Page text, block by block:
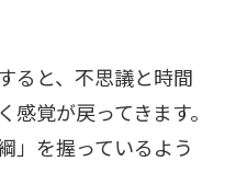
ると、不思議と時間
覚が戻ってきます。
」を握っているよう